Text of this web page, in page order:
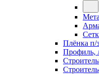
Плёнка п/
Профиль,